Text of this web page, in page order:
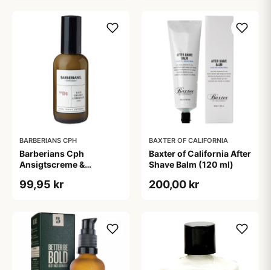
BARBERIANS CPH
Barberians Cph
Ansigtscreme &
99,95 kr
BAXTER OF CALIFORNIA
Baxter of California After
Shave Balm (120 ml)
200,00 kr